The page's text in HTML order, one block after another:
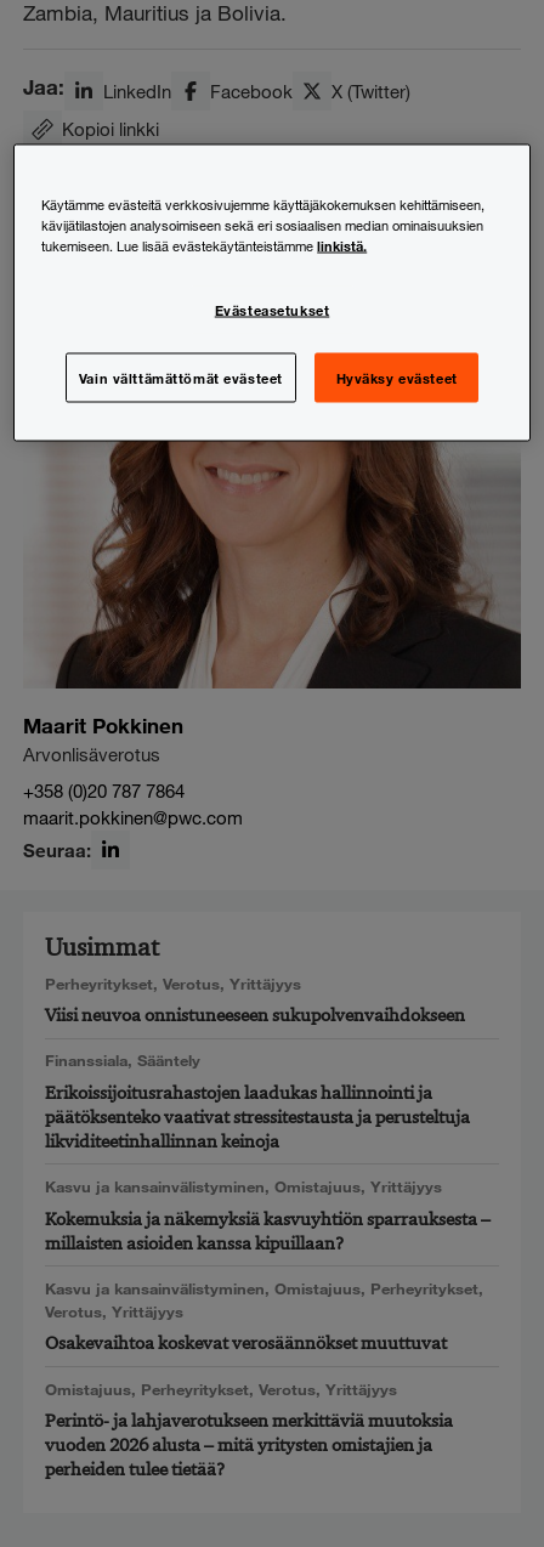
Zambia, Mauritius ja Bolivia.
Jaa: LinkedIn Facebook
X (Twitter)
Kopioi linkki
Maarit Pokkinen
Arvonlisäverotus
+358 (0)20 787 7864
maarit.pokkinen@pwc.com
Seuraa:
Uusimmat
Perheyritykset, Verotus, Yrittäjyys
Viisi neuvoa onnistuneeseen sukupolvenvaihdokseen
Finanssiala, Sääntely
Erikoissijoitusrahastojen laadukas hallinnointi ja
päätöksenteko vaativat stressitestausta ja perusteltuja
likviditeetinhallinnan keinoja
Kasvu ja kansainvälistyminen, Omistajuus, Yrittäjyys
Kokemuksia ja näkemyksiä kasvuyhtiön sparrauksesta –
millaisten asioiden kanssa kipuillaan?
Kasvu ja kansainvälistyminen, Omistajuus, Perheyritykset,
Verotus, Yrittäjyys
Osakevaihtoa koskevat verosäännökset muuttuvat
Omistajuus, Perheyritykset, Verotus, Yrittäjyys
Perintö- ja lahjaverotukseen merkittäviä muutoksia
vuoden 2026 alusta – mitä yritysten omistajien ja
perheiden tulee tietää?
Käytämme evästeitä verkkosivujemme käyttäjäkokemuksen kehittämiseen,
kävijätilastojen analysoimiseen sekä eri sosiaalisen median ominaisuuksien
tukemiseen. Lue lisää evästekäytänteistämmelinkistä.
Evästeasetukset
Vain välttämättömät evästeet Hyväksy evästeet